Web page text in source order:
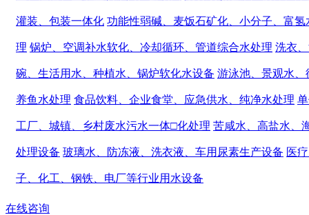
灌装、包装一体化 功能性弱碱、麦饭石矿化、小分子、富氢
理 锅炉、空调补水软化、冷却循环、管道综合水处理 洗衣
碗、生活用水、种植水、锅炉软化水设备 游泳池、景观水、
养鱼水处理 食品饮料、企业食堂、应急供水、纯净水处理
工厂、城镇、乡村废水污水一体□化处理 苦咸水、高盐水、
处理设备 玻璃水、防冻液、洗衣液、车用尿素生产设备 医
子、化工、钢铁、电厂等行业用水设备
在线咨询